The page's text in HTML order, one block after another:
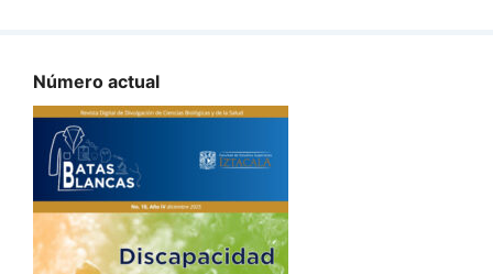
Número actual